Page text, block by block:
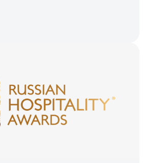
с питанием «завтраки».